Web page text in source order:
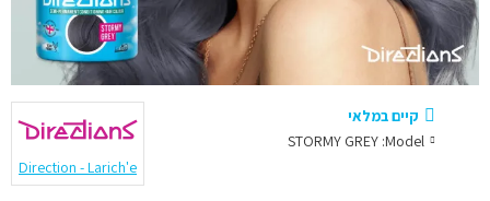
קיים במלאי
Model:
STORMY GREY
Direction - Larich'e